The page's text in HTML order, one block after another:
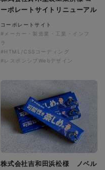
ーポレートサイトリニューアル
コーポレートサイト
#メーカー・製造業・工業・インフ
ラ
#HTML/CSSコーディング
#レスポンシブWebデザイン
株式会社吉和田浜松様 ノベル